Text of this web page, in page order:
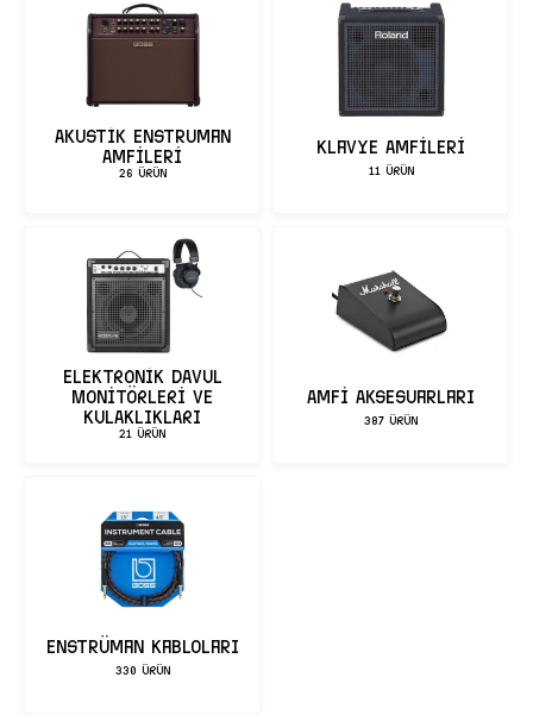
Akustik Enstrüman
Amfileri
26 ÜRÜN
Klavye Amfileri
11 ÜRÜN
ELEKTRONİK DAVUL
MONİTÖRLERİ VE
KULAKLIKLARI
21 ÜRÜN
Amfi Aksesuarları
387 ÜRÜN
Enstrüman Kabloları
330 ÜRÜN